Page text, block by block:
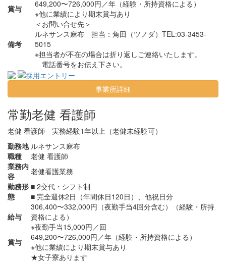
賞与
649,200〜726,000円／年（経験・所持資格による）
※他に業績により期末賞与あり
備考
＜お問い合せ先＞
ルネサンス麻布 担当：角田（ツノダ）TEL:03-3453-
5015
※担当者が不在の場合は折り返しご連絡いたします。
電話番号をお伝え下さい。
事業所詳細
常勤老健 看護師
老健 看護師 実務経験1年以上（老健未経験可）
勤務地 ルネサンス麻布
職種
老健 看護師
業務内
容
老健看護業務
勤務形
態
■ 2交代・シフト制
■ 完全週休2日（年間休日120日）、他祝日分
給与
306,400〜332,000円（夜勤手当4回分含む）（経験・所持
資格による）
※夜勤手当15,000円／回
賞与
649,200〜726,000円／年（経験・所持資格による）
※他に業績により期末賞与あり
★女子寮あります